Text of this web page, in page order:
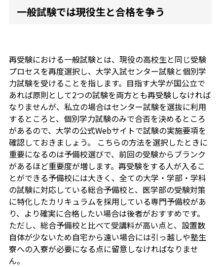
一般試験では現役生と合格を争う
再受験における一般試験とは、現役の高校生と同じ受験
プロセスを再度選択し、大学入試センター試験と個別学
力試験を受けることを指します。目指す大学が国公立で
あれば原則として2つの試験を両方とも再受験しなければ
なりませんが、私立の場合はセンター試験を選抜に利用
するところと、個別学力試験のみで合否を決めるところ
があるので、大学の公式Webサイトで試験の実施要項を
確認しておきましょう。 こちらの方法を選択したときに
重要になるのは予備校選びで、前回の受験からブランク
があるほど重要度が増します。再受験をする人が入るこ
とができる予備校には大きく、全ての大学・学部・学科
の試験に対応している総合予備校と、医学部の受験対策
に特化したカリキュラムを採用している専門予備校があ
り、より確実に合格したい場合は後者がおすすめです。
ただし、総合予備校と比べて受講料が高い点と、設置数
自体が少ないため自宅から遠い場合には引っ越しや塾生
寮への入寮が必要になる点に留意しなければなりませ
ん。